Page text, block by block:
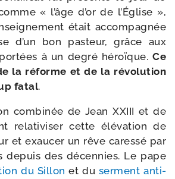
« l’âge d’or de l’Église »,
était accom­pa­gnée
d’un bon pas­teur, grâce aux
à un degré héroïque. Ce
la réforme et de la révo­lu­tion
fatal.
com­bi­née de Jean XXIII et de
rela­ti­vi­ser cette élé­va­tion de
et exau­cer un rêve cares­sé par
depuis des décen­nies. Le pape
du Sillon et du ser­ment anti­